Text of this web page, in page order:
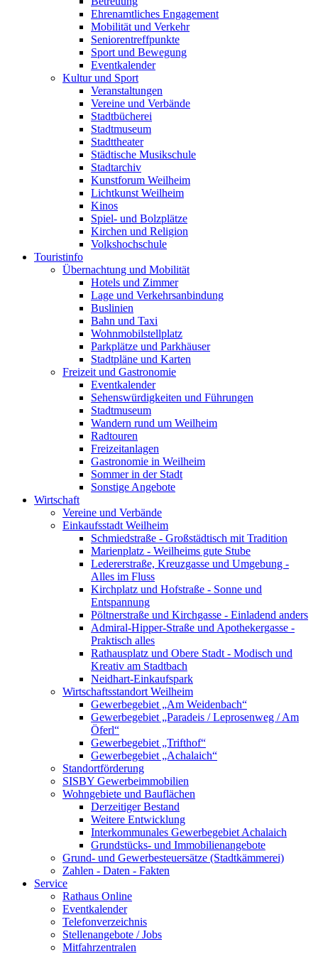
Ehrenamtliches Engagement
Mobilität und Verkehr
Seniorentreffpunkte
Sport und Bewegung
Eventkalender
Kultur und Sport
Veranstaltungen
Vereine und Verbände
Stadtbücherei
Stadtmuseum
Stadttheater
Städtische Musikschule
Stadtarchiv
Kunstforum Weilheim
Lichtkunst Weilheim
Kinos
Spiel- und Bolzplätze
Kirchen und Religion
Volkshochschule
Touristinfo
Übernachtung und Mobilität
Hotels und Zimmer
Lage und Verkehrsanbindung
Buslinien
Bahn und Taxi
Wohnmobilstellplatz
Parkplätze und Parkhäuser
Stadtpläne und Karten
Freizeit und Gastronomie
Eventkalender
Sehenswürdigkeiten und Führungen
Stadtmuseum
Wandern rund um Weilheim
Radtouren
Freizeitanlagen
Gastronomie in Weilheim
Sommer in der Stadt
Sonstige Angebote
Wirtschaft
Vereine und Verbände
Einkaufsstadt Weilheim
Schmiedstraße - Großstädtisch mit Tradition
Marienplatz - Weilheims gute Stube
Ledererstraße, Kreuzgasse und Umgebung -
Alles im Fluss
Kirchplatz und Hofstraße - Sonne und
Entspannung
Pöltnerstraße und Kirchgasse - Einladend anders
Admiral-Hipper-Straße und Apothekergasse -
Praktisch alles
Rathausplatz und Obere Stadt - Modisch und
Kreativ am Stadtbach
Neidhart-Einkaufspark
Wirtschaftsstandort Weilheim
Gewerbegebiet „Am Weidenbach“
Gewerbegebiet „Paradeis / Leprosenweg / Am
Öferl“
Gewerbegebiet „Trifthof“
Gewerbegebiet „Achalaich“
Standortförderung
SISBY Gewerbeimmobilien
Wohngebiete und Bauflächen
Derzeitiger Bestand
Weitere Entwicklung
Interkommunales Gewerbegebiet Achalaich
Grundstücks- und Immobilienangebote
Grund- und Gewerbesteuersätze (Stadtkämmerei)
Zahlen - Daten - Fakten
Service
Rathaus Online
Eventkalender
Telefonverzeichnis
Stellenangebote / Jobs
Mitfahrzentralen